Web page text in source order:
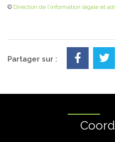
© Direction de l'information légale et
Partager sur :